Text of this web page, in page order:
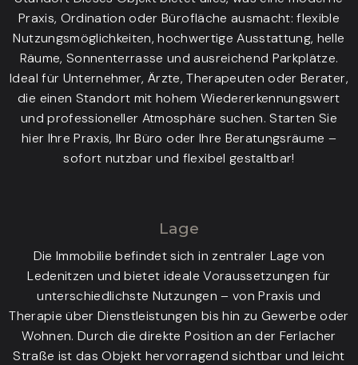
Praxis, Ordination oder Bürofläche ausmacht: flexible
Nutzungsmöglichkeiten, hochwertige Ausstattung, helle
Räume, Sonnenterrasse und ausreichend Parkplätze.
Ideal für Unternehmer, Ärzte, Therapeuten oder Berater,
die einen Standort mit hohem Wiedererkennungswert
und professioneller Atmosphäre suchen. Starten Sie
hier Ihre Praxis, Ihr Büro oder Ihre Beratungsräume –
sofort nutzbar und flexibel gestaltbar!
Lage
Die Immobilie befindet sich in zentraler Lage von
Ledenitzen und bietet ideale Voraussetzungen für
unterschiedlichste Nutzungen – von Praxis und
Therapie über Dienstleistungen bis hin zu Gewerbe oder
Wohnen. Durch die direkte Position an der Ferlacher
Straße ist das Objekt hervorragend sichtbar und leicht